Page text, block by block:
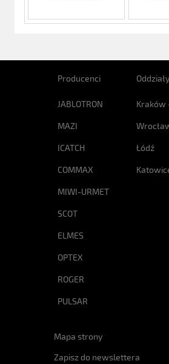
Producenci
JABLOTRON
MAZI
ICATCH
COMMAX
MIWI-URMET
SCOT
ELMES
OPTEX
ROGER
PULSAR
Kraków
Łódź
Mapa strony
Zapisz do newslettera